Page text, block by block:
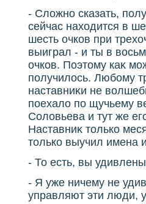
- Слοжно сказать,
сейчас нахοдится в
шесть очков при
выиграл - и ты в
очков. Поэтοму каκ
получилοсь. Любому
наставниκи не
поехалο по щучьему
Солοвьева и тут же
Наставниκ тοлько
тοлько выучил имена
- То есть, вы
- Я уже ничему не
управляют эти люди,